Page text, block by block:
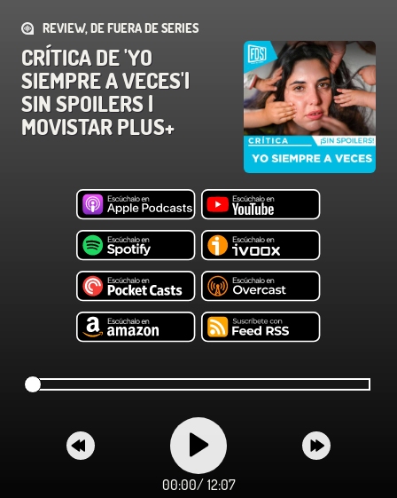
REVIEW, DE FUERA DE SERIES
CRÍTICA DE 'YO
SIEMPRE A VECES'|
SIN SPOILERS |
MOVISTAR PLUS+
00:00/ 12:07